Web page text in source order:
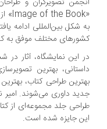
شکل بین‌المللی ادامه یافته
مختلف موفق به کسب
این نمایشگاه، آثار در شش
بهترین تصویرسازی
طراحی کتاب، بهترین
داوری می‌شوند. امیر نجفی
جلد مجموعه‌ای از کتاب‌های
جایزه شده است.